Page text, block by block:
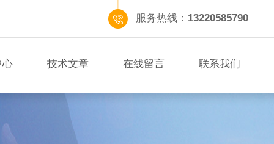
服务热线： 13220585790
心 技术文章 在线留言 联系我们